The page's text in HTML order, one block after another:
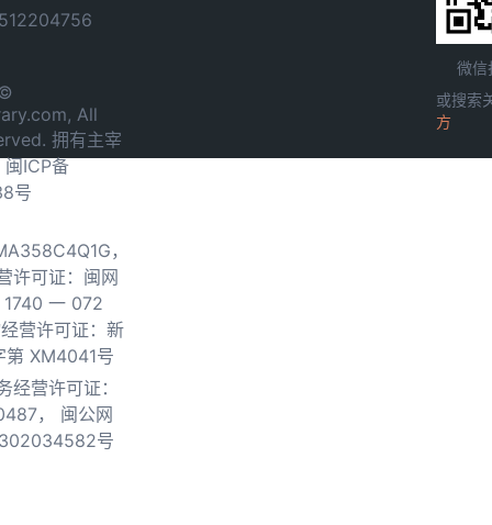
All
拥有主宰
闽ICP备
号
，
许可证：闽网
一 072
营许可证：新
第 XM4041号
经营许可证：
，
闽公网
号
微信
或搜索
方